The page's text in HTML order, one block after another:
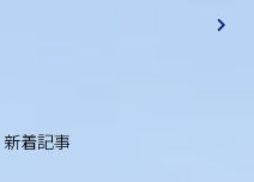
新着記事